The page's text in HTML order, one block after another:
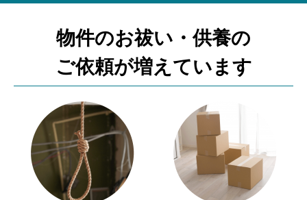
物件のお祓い・供養の
ご依頼が増えています